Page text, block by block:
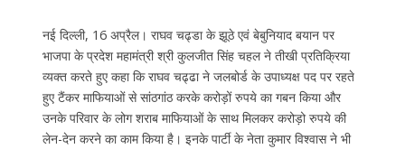
नई दिल्ली, 16 अप्रैल। राघव चढ्डा के झूठे एवं बेबुनियाद बयान पर
भाजपा के प्रदेश महामंत्री श्री कुलजीत सिंह चहल ने तीखी प्रतिक्रिया
व्यक्त करते हुए कहा कि राघव चढ्ढा ने जलबोर्ड के उपाध्यक्ष पद पर रहते
हुए टैंकर माफियाओं से सांठगांठ करके करोड़ों रुपये का गबन किया और
उनके परिवार के लोग शराब माफियाओं के साथ मिलकर करोड़ो रुपये की
लेन-देन करने का काम किया है। इनके पार्टी के नेता कुमार विश्वास ने भी